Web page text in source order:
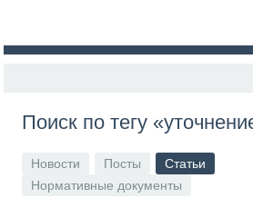
Поиск по тегу
Новости Посты
Статьи
Нормативные документы